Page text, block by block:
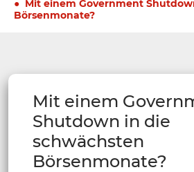
Mit einem Government
Börsenmonate?
Mit einem
Shutdown in die
schwächsten
Börsenmonate?